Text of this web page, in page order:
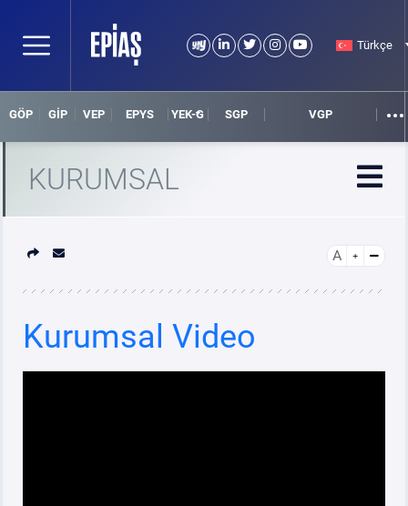
Türkçe
GÖP GİP VEP EPYS YEK-G SGP VGP
KURUMSAL
HAKKIMIZDA A
Kurumsal Video